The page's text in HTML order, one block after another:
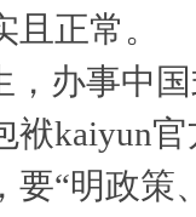
正常。
，办事中
袱kaiyun
要“明政策